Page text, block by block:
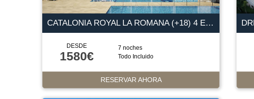
CATALONIA ROYAL LA ROMANA (+18) 4 ESTRELLAS
DESDE
1580€
7 noches
Todo Incluido
RESERVAR AHORA